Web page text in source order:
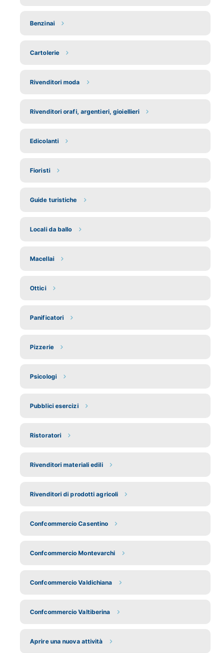
Benzinai
Cartolerie
Rivenditori moda
Rivenditori orafi, argentieri, gioiellieri
Edicolanti
Fioristi
Guide turistiche
Locali da ballo
Macellai
Ottici
Panificatori
Pizzerie
Psicologi
Pubblici esercizi
Ristoratori
Rivenditori materiali edili
Rivenditori di prodotti agricoli
Confcommercio Casentino
Confcommercio Montevarchi
Confcommercio Valdichiana
Confcommercio Valtiberina
Aprire una nuova attività